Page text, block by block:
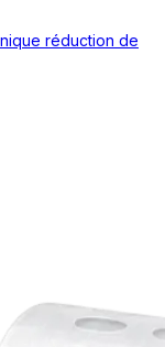
réduction de